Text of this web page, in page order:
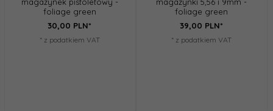
foliage green
30,00 PLN*
* z podatkiem VAT
foliage green
39,00 PLN*
* z podatkiem VAT